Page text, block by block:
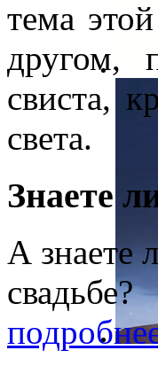
тема
другом,
свиста,
света.
Знаете
А знаете
свадьбе?